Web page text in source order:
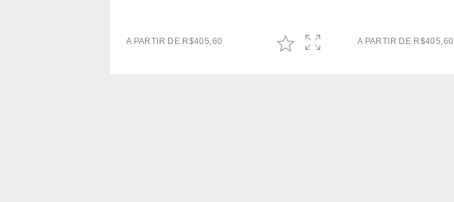
A PARTIR DE R$405,60 A PARTIR DE R$405,60